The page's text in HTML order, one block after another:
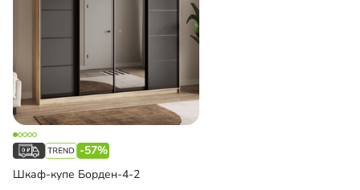
-57%
Шкаф-купе Борден-4-2